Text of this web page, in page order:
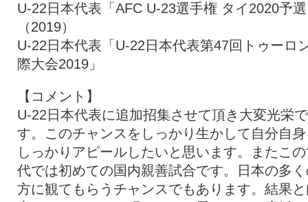
U-22日本代表「AFC U-23選手権 タイ2020予
（2019）
U-22日本代表「U-22日本代表第47回トゥーロ
際大会2019」
【コメント】
U-22日本代表に追加招集させて頂き大変光栄で
す。このチャンスをしっかり生かして自分自
しっかりアピールしたいと思います。またこ
代では初めての国内親善試合です。日本の多
方に観てもらうチャンスでもあります。結果